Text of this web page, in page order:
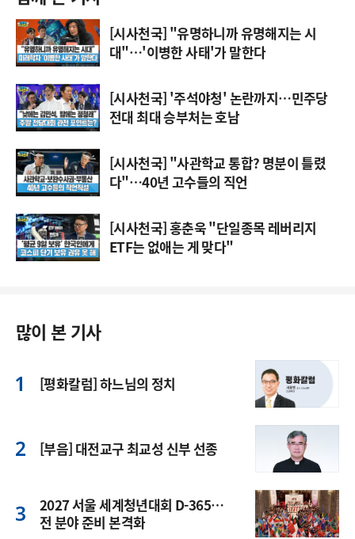
[시사천국] "유명하니까 유명해지는 시
대"…'이병한 사태'가 말한다
[시사천국] '주석야청' 논란까지…민주당
전대 최대 승부처는 호남
[시사천국] "사관학교 통합? 명분이 틀렸
다"…40년 고수들의 직언
[시사천국] 홍춘욱 "단일종목 레버리지
ETF는 없애는 게 맞다"
많이 본 기사
[평화칼럼] 하느님의 정치
[부음] 대전교구 최교성 신부 선종
2027 서울 세계청년대회 D-365…
전 분야 준비 본격화